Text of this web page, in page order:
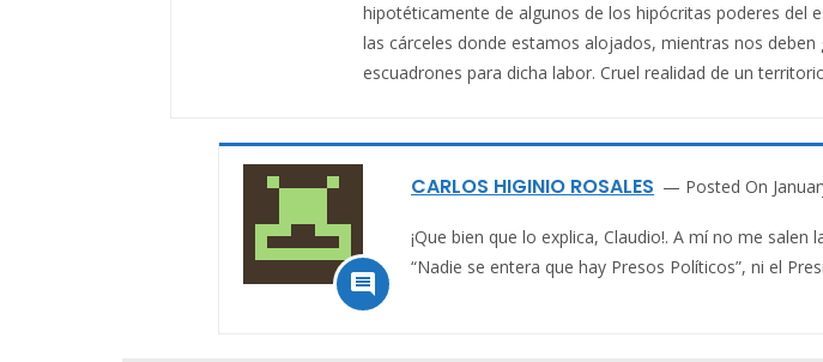
hipotéticamente de algunos de los hipócritas poderes del
las cárceles donde estamos alojados, mientras nos
escuadrones para dicha labor. Cruel realidad de un

CARLOS HIGINIO ROSALES Posted On
¡Que bien que lo explica, Claudio!. A mí no me
“Nadie se entera que hay Presos Políticos”, ni el